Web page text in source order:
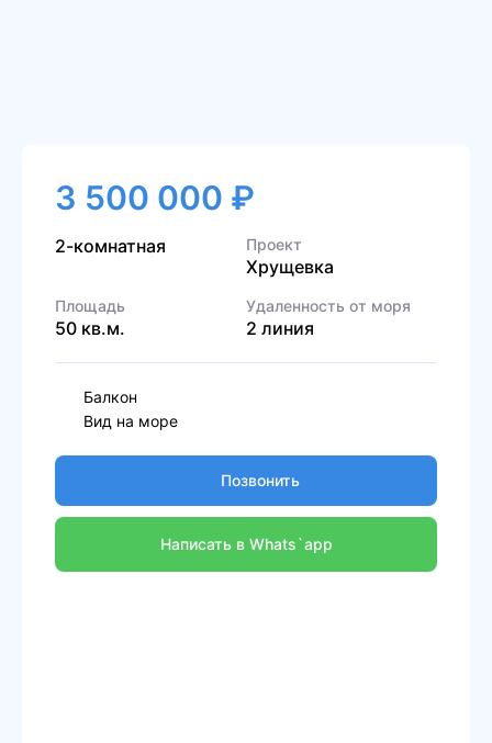
3 500 000 ₽
2-комнатная Проект
Хрущевка
Площадь
50 кв.м.
Удаленность от моря
2 линия
Балкон
Вид на море
Позвонить
Написать в Whats`app